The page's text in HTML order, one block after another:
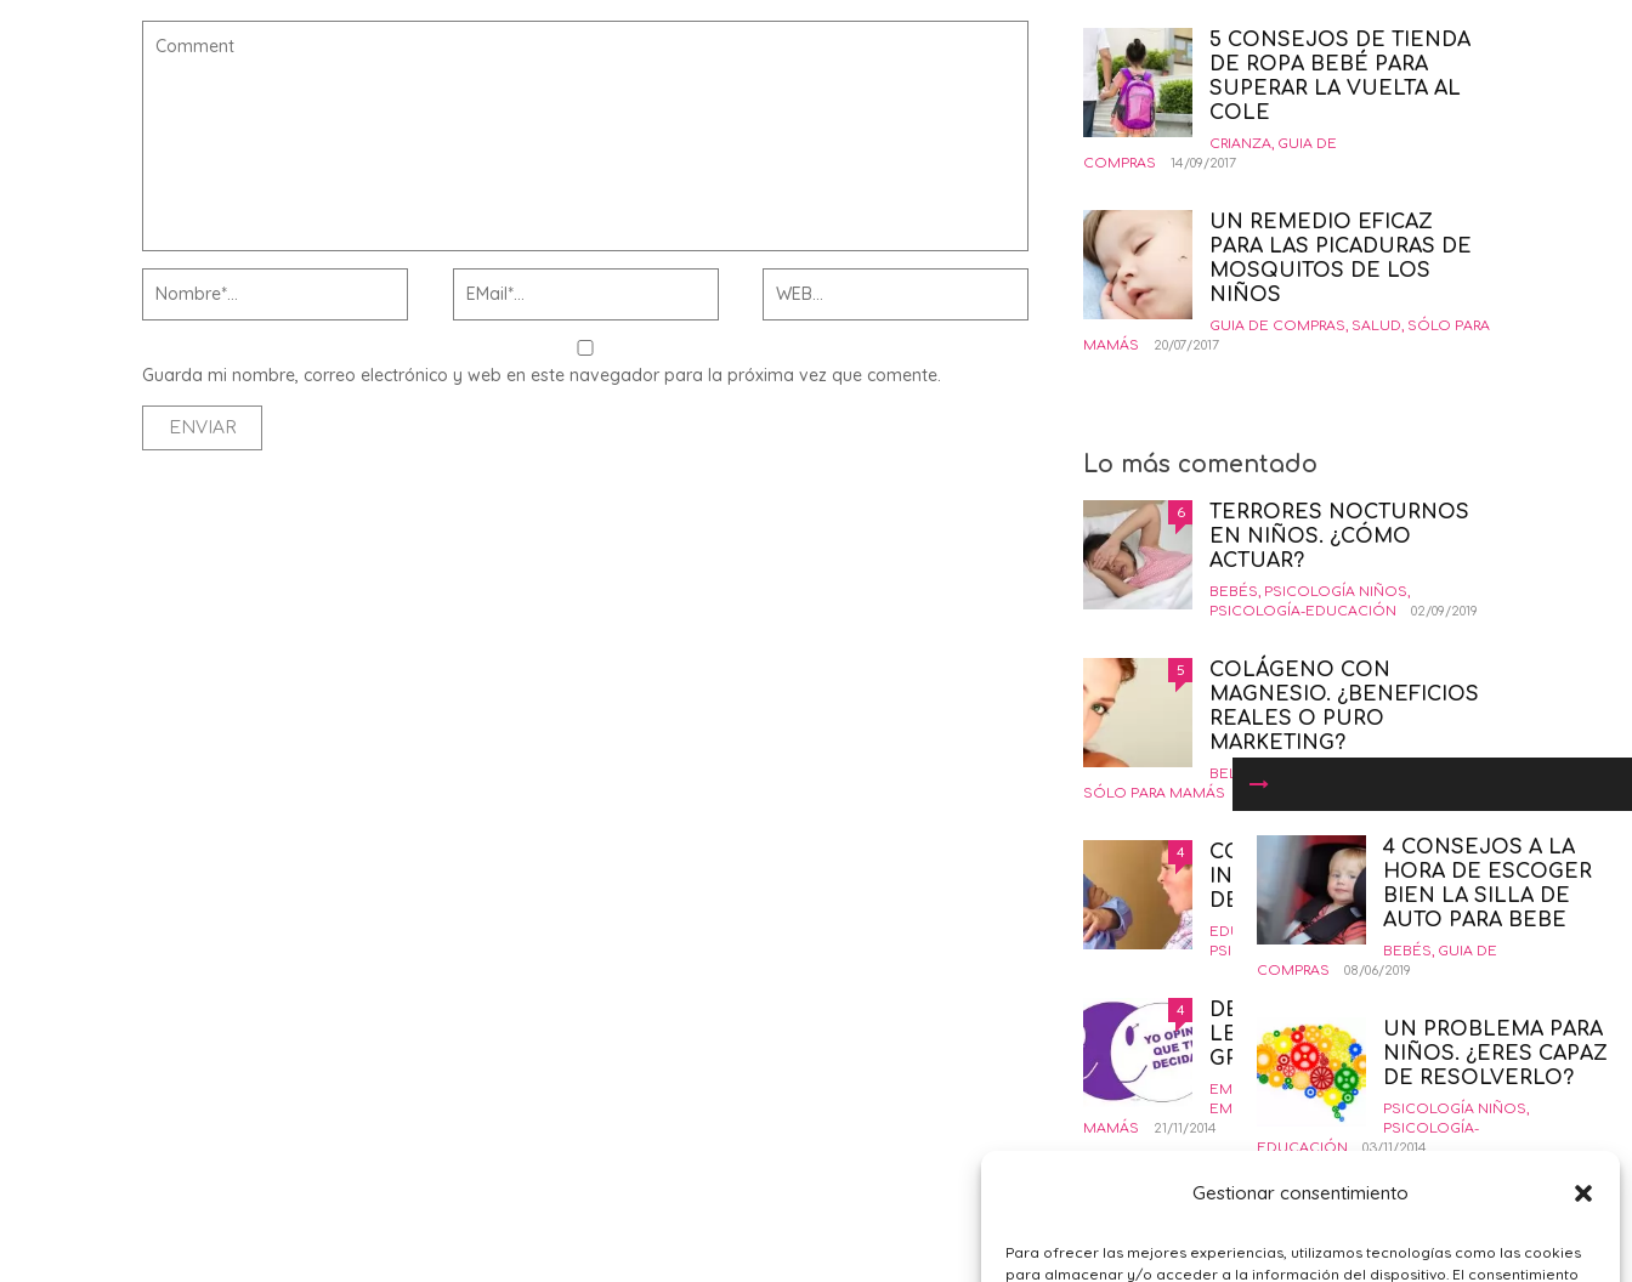
Gestionar consentimiento
Para ofrecer las mejores experiencias, utilizamos tecnologías como las cookies
para almacenar y/o acceder a la información del dispositivo. El consentimiento
Guarda mi nombre, correo electrónico y web en este navegador para la próxima vez que comente.
4 CONSEJOS A LA
HORA DE ESCOGER
BIEN LA SILLA DE
AUTO PARA BEBE
BEBÉS, GUIA DE
COMPRAS
08/06/2019
UN PROBLEMA PARA
NIÑOS. ¿ERES CAPAZ
DE RESOLVERLO?
PSICOLOGÍA NIÑOS,
PSICOLOGÍA-
EDUCACIÓN
03/11/2014
PEQUE
LECCIÓN DE
5 CONSEJOS DE TIENDA
DE ROPA BEBÉ PARA
SUPERAR LA VUELTA AL
COLE
CRIANZA GUIA DE
COMPRAS
14/09/2017
UN REMEDIO EFICAZ
PARA LAS PICADURAS DE
MOSQUITOS DE LOS
NIÑOS
GUIA DE COMPRAS SALUD SÓLO PARA
MAMÁS
20/07/2017
Lo más comentado
6
TERRORES NOCTURNOS
EN NIÑOS. ¿CÓMO
ACTUAR?
BEBÉS, PSICOLOGÍA NIÑOS,
PSICOLOGÍA-EDUCACIÓN
02/09/2019
5
COLÁGENO CON
MAGNESIO. ¿BENEFICIOS
REALES O PURO
MARKETING?
BELLEZA
SÓLO PARA MAMÁS
19/01/2016
4
COMÓ CRIAR NIÑOS
INSORPOTABLES. LA GUÍA
DEFINITIVA.
EDUCANDO CON AMOR , INTERESANTE,
PSICOLOGÍA-EDUCACIÓN
12/02/2015
4
DERECHO AL ABORTO
LEGAL SEGURO Y
GRATUITO
EMBARAZO,PRIMER TRIMESTRE
EMBARAZO
SALUD, SÓLO PARA
MAMÁS
21/11/2014
¿POR QUÉ ME SIENTO
MAMÁS
09/02/2016